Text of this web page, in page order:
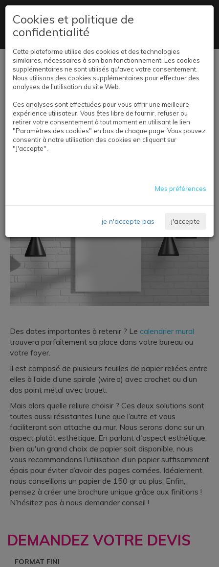
Livraison partout en Belgique
Se connecter
Des dates importantes à retenir ? Le calendrier mural
trouvera parfaitement sa place dans votre bureau ou
votre foyer.
Il est composé de plusieurs feuilles de papier reliées entre
elles à l’aide d’une spirale (wire’o) avec crochet ou d’un
dos point métal avec trouet.
Mais alors quelle reliure choisir ? Ces deux solutions sont
toutes aussi résistantes l’une que l’autre et vous
faciliteront son attache au mur. Nous serons donc sur un
aspect plutôt esthétique. En parlant d'aspect esthétique,
bien qu'un grand choix de papier soit disponible, nous
vous recommandons l’utilisation d’un papier suffisamment
épais pour éviter d’avoir des pages cornées. Idéalement,
nous conseillons un papier de 150 gr ou plus. Enfin,
pensez à créer une brochure unique grâce aux finitions !
N’hésitez pas à nous demander conseil !
DEMANDEZ VOTRE DEVIS
FORMAT FINI
Cookies et politique de
confidentialité
Cette plateforme utilise des cookies et des technologies
similaires, nécessaires à son bon fonctionnement. Les cookies
supplémentaires ne sont utilisés qu'avec votre consentement.
Nous utilisons des cookies supplémentaires pour effectuer des
analyses de l'utilisation du site Web.
Ces analyses sont effectuées pour vous offrir une meilleure
expérience utilisateur. Vous êtes libre de fournir, refuser ou
retirer votre consentement à tout moment en utilisant le lien
"Paramètres des cookies" en bas de chaque page. Vous pouvez
consentir à notre utilisation des cookies en cliquant sur
"J'accepte".
Mes préférences
je n'accepte pas j'accepte